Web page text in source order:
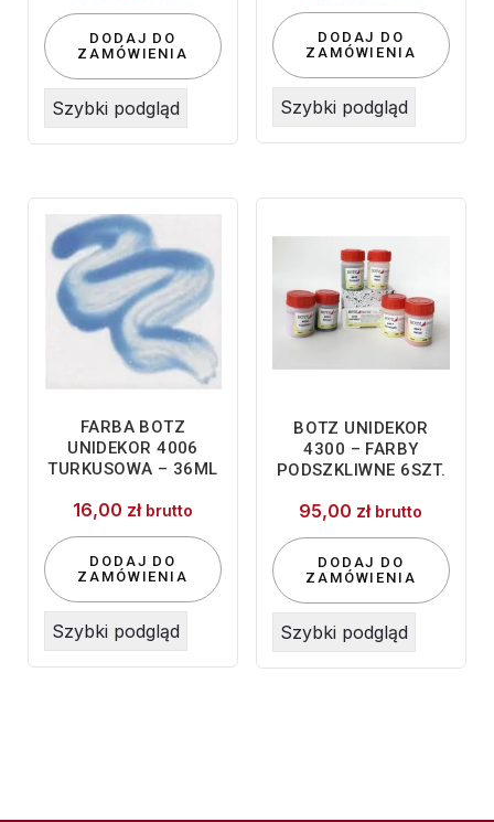
DODAJ DO
ZAMÓWIENIA
Szybki podgląd
DODAJ DO
ZAMÓWIENIA
Szybki podgląd
FARBA BOTZ
UNIDEKOR 4006
TURKUSOWA – 36ML
16,00 zł brutto
DODAJ DO
ZAMÓWIENIA
Szybki podgląd
BOTZ UNIDEKOR
4300 – FARBY
PODSZKLIWNE 6SZT.
95,00 zł brutto
DODAJ DO
ZAMÓWIENIA
Szybki podgląd